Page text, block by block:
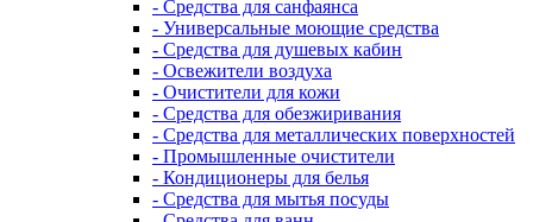
- Средства для санфаянса
- Универсальные моющие средства
- Средства для душевых кабин
- Освежители воздуха
- Очистители для кожи
- Средства для обезжиривания
- Средства для металлических поверхностей
- Промышленные очистители
- Кондиционеры для белья
- Средства для мытья посуды